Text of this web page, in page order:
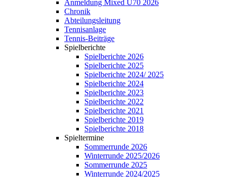
Anmeldung Mixed Ü70 2026
Chronik
Abteilungsleitung
Tennisanlage
Tennis-Beiträge
Spielberichte
Spielberichte 2026
Spielberichte 2025
Spielberichte 2024/ 2025
Spielberichte 2024
Spielberichte 2023
Spielberichte 2022
Spielberichte 2021
Spielberichte 2019
Spielberichte 2018
Spieltermine
Sommerrunde 2026
Winterrunde 2025/2026
Sommerrunde 2025
Winterrunde 2024/2025